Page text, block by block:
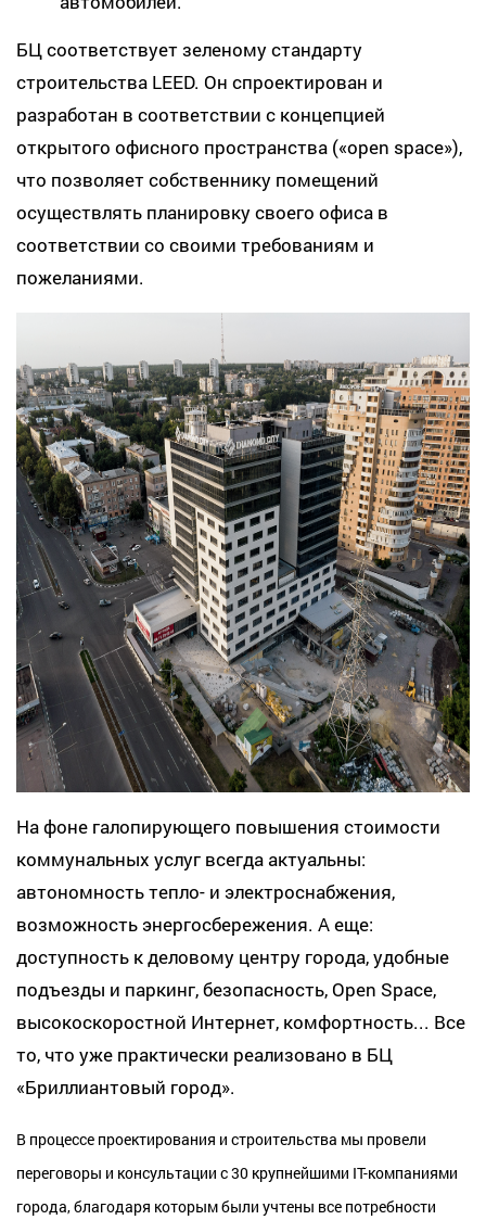
БЦ соответствует зеленому стандарту
строительства LEED. Он спроектирован и
разработан в соответствии с концепцией
открытого офисного пространства («open space»),
что позволяет собственнику помещений
осуществлять планировку своего офиса в
соответствии со своими требованиям и
пожеланиями.
На фоне галопирующего повышения стоимости
коммунальных услуг всегда актуальны:
автономность тепло- и электроснабжения,
возможность энергосбережения. А еще:
доступность к деловому центру города, удобные
подъезды и паркинг, безопасность, Open Space,
высокоскоростной Интернет, комфортность... Все
то, что уже практически реализовано в БЦ
«Бриллиантовый город».
В процессе проектирования и строительства мы провели
переговоры и консультации с 30 крупнейшими IТ-компаниями
города, благодаря которым были учтены все потребности